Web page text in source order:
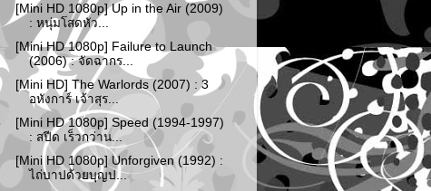
[Mini HD 1080p] Up in the Air (2009)
: หนุ่มโสดหัว...
[Mini HD 1080p] Failure to Launch
(2006) : จัดฉากร...
[Mini HD] The Warlords (2007) : 3
อหังการ์ เจ้าสุร...
[Mini HD 1080p] Speed (1994-1997)
: สปีด เร็วกว่าน...
[Mini HD 1080p] Unforgiven (1992) :
ไถ่บาปด้วยบุญป...